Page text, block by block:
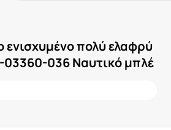
ενισχυμένο πολύ ελαφρύ
036 Ναυτικό μπλέ